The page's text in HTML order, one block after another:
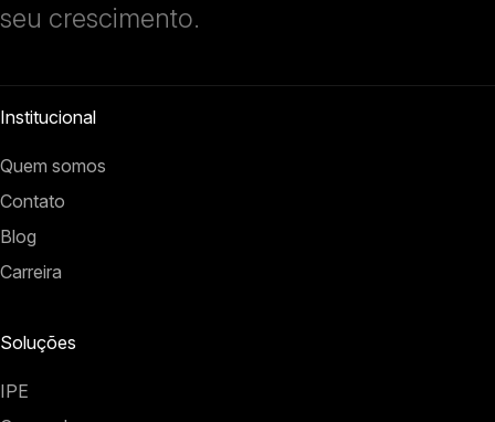
seu crescimento.
Institucional
Quem somos
Contato
Blog
Carreira
Soluções
IPE